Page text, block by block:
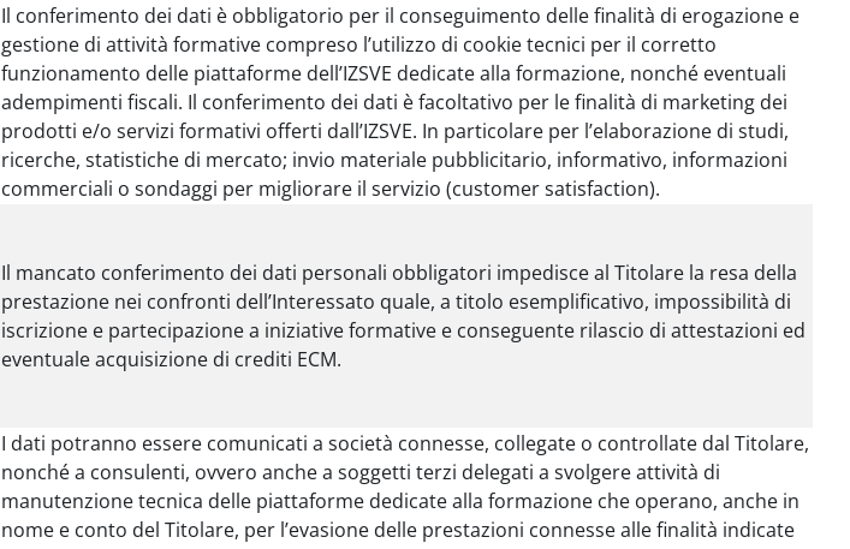
Il conferimento dei dati è obbligatorio per il conseguimento delle finalità di erogazione e
gestione di attività formative compreso l’utilizzo di cookie tecnici per il corretto
funzionamento delle piattaforme dell’IZSVE dedicate alla formazione, nonché eventuali
adempimenti fiscali. Il conferimento dei dati è facoltativo per le finalità di marketing dei
prodotti e/o servizi formativi offerti dall’IZSVE. In particolare per l’elaborazione di studi,
ricerche, statistiche di mercato; invio materiale pubblicitario, informativo, informazioni
commerciali o sondaggi per migliorare il servizio (customer satisfaction).
Il mancato conferimento dei dati personali obbligatori impedisce al Titolare la resa della
prestazione nei confronti dell’Interessato quale, a titolo esemplificativo, impossibilità di
iscrizione e partecipazione a iniziative formative e conseguente rilascio di attestazioni ed
eventuale acquisizione di crediti ECM.
I dati potranno essere comunicati a società connesse, collegate o controllate dal Titolare,
nonché a consulenti, ovvero anche a soggetti terzi delegati a svolgere attività di
manutenzione tecnica delle piattaforme dedicate alla formazione che operano, anche in
nome e conto del Titolare, per l’evasione delle prestazioni connesse alle finalità indicate